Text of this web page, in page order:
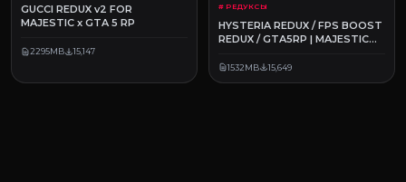
GUCCI REDUX v2 FOR
MAJESTIC x GTA 5 RP
2295MB 15,147
# РЕДУКСЫ
HYSTERIA REDUX / FPS BOOST
REDUX / GTA5RP | MAJESTIC
1532MB 15,649